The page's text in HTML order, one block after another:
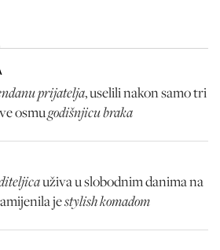
prijatelja, uselili nakon samo tri
osmugodišnjicu braka
uživa u slobodnim danima na
jestylish komadom